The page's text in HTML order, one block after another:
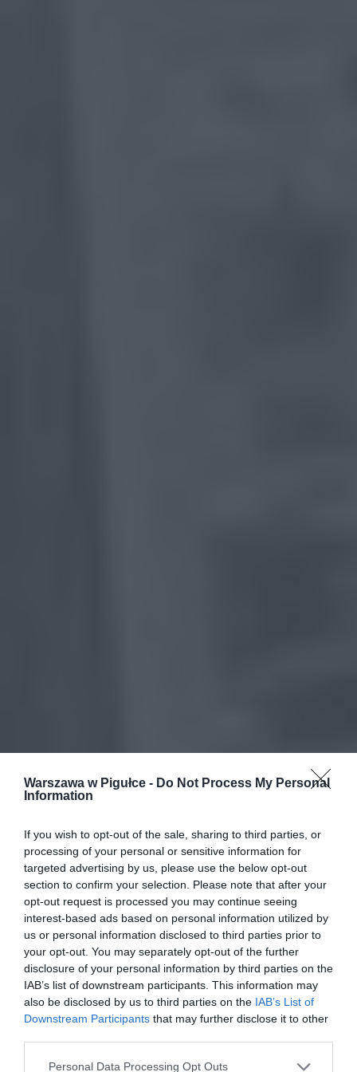
Warszawa w Pigułce - Do Not Process My Personal
Information
If you wish to opt-out of the sale, sharing to third parties, or
processing of your personal or sensitive information for
targeted advertising by us, please use the below opt-out
section to confirm your selection. Please note that after your
opt-out request is processed you may continue seeing
interest-based ads based on personal information utilized by
us or personal information disclosed to third parties prior to
your opt-out. You may separately opt-out of the further
disclosure of your personal information by third parties on the
IAB’s list of downstream participants. This information may
also be disclosed by us to third parties on the IAB’s List of
Downstream Participants that may further disclose it to other
Personal Data Processing Opt Outs